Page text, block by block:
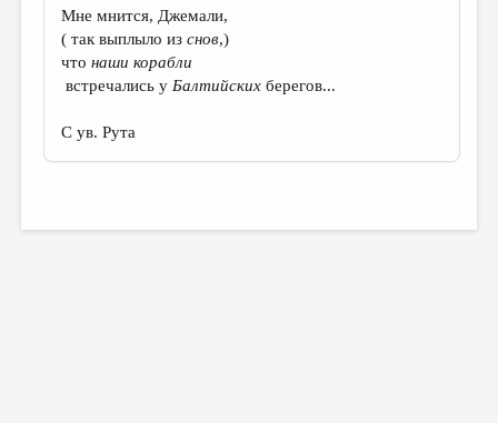
Мне мнится, Джемали,
( так выплыло изснов,)
чтонаши корабли
встречались у Балтийских берегов...
С ув. Рута